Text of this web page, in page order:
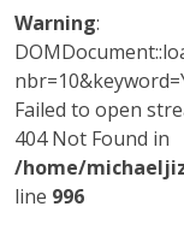
Warning:
Failed to open
404 Not Found in
/home/
line 996